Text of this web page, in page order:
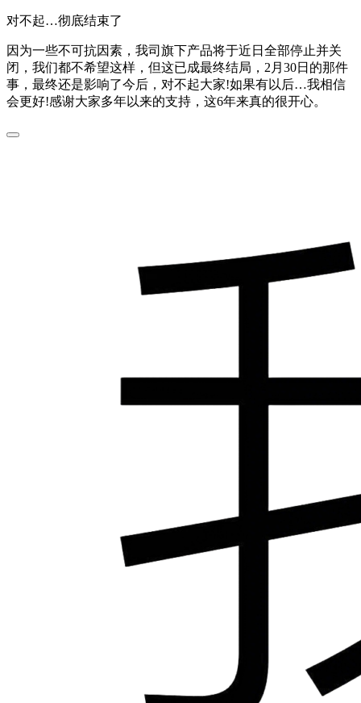
对不起…彻底结束了
因为一些不可抗因素，我司旗下产品将于近日全部停止并关
闭，我们都不希望这样，但这已成最终结局，2月30日的那件
事，最终还是影响了今后，对不起大家!如果有以后…我相信
会更好!感谢大家多年以来的支持，这6年来真的很开心。